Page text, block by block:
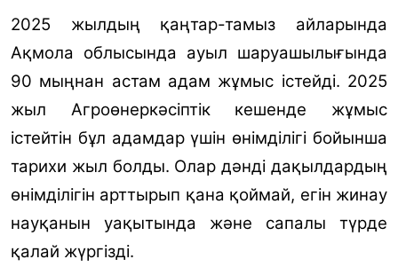
2025 жылдың қаңтар-тамыз айларында
Ақмола облысында ауыл шаруашылығында
90 мыңнан астам адам жұмыс істейді. 2025
жыл Агроөнеркәсіптік кешенде жұмыс
істейтін бұл адамдар үшін өнімділігі бойынша
тарихи жыл болды. Олар дәнді дақылдардың
өнімділігін арттырып қана қоймай, егін жинау
науқанын уақытында және сапалы түрде
қалай жүргізді.